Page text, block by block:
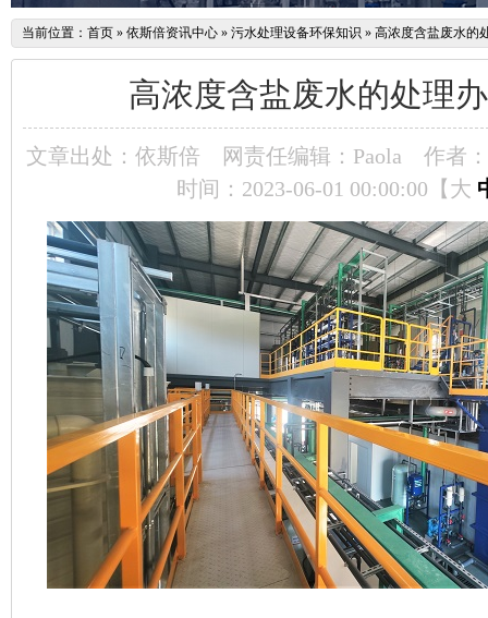
当前位置： 首页 » 依斯倍资讯中心 » 污水处理设备环保知识 » 高浓度含盐废水的
高浓度含盐废水的处理
文章出处：依斯倍 网责任编辑：Paola
作者
时间：2023-06-01 00:00:00【 大